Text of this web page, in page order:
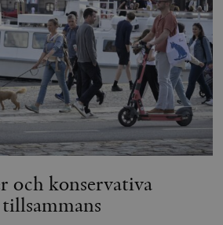
och konservativa